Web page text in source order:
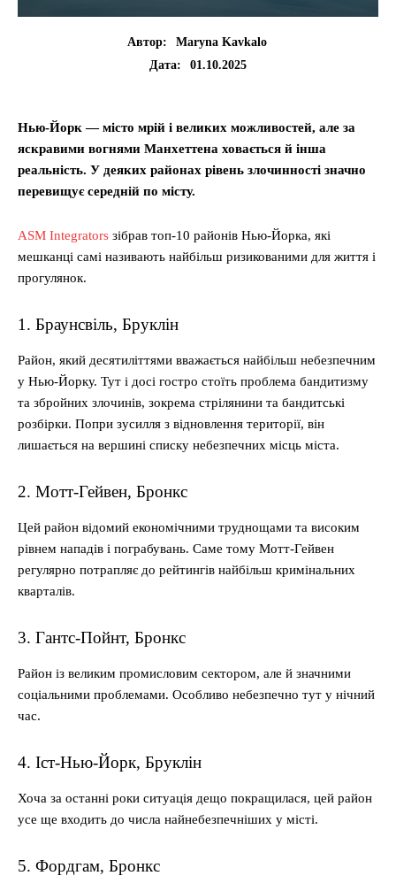
Автор:
Maryna Kavkalo
Дата:
01.10.2025
Нью-Йорк — місто мрій і великих можливостей, але за
яскравими вогнями Манхеттена ховається й інша
реальність. У деяких районах рівень злочинності значно
перевищує середній по місту.
ASM Integrators зібрав топ-10 районів Нью-Йорка, які
мешканці самі називають найбільш ризикованими для життя і
прогулянок.
1. Браунсвіль, Бруклін
Район, який десятиліттями вважається найбільш небезпечним
у Нью-Йорку. Тут і досі гостро стоїть проблема бандитизму
та збройних злочинів, зокрема стрілянини та бандитські
розбірки. Попри зусилля з відновлення території, він
лишається на вершині списку небезпечних місць міста.
2. Мотт-Гейвен, Бронкс
Цей район відомий економічними труднощами та високим
рівнем нападів і пограбувань. Саме тому Мотт-Гейвен
регулярно потрапляє до рейтингів найбільш кримінальних
кварталів.
3. Гантс-Пойнт, Бронкс
Район із великим промисловим сектором, але й значними
соціальними проблемами. Особливо небезпечно тут у нічний
час.
4. Іст-Нью-Йорк, Бруклін
Хоча за останні роки ситуація дещо покращилася, цей район
усе ще входить до числа найнебезпечніших у місті.
5. Фордгам, Бронкс